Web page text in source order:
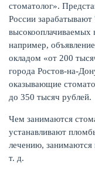
стоматолог».
России зарабатывают
высокооплачиваемых
например,
окладом «от 200
города Ростов-на-
оказывающие
до 350 тысяч рублей.
Чем занимаются
устанавливают
лечению, занимаются
т. д.